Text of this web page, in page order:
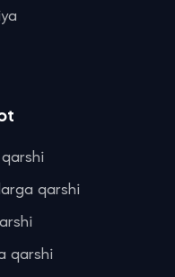
qarshi
qarshi